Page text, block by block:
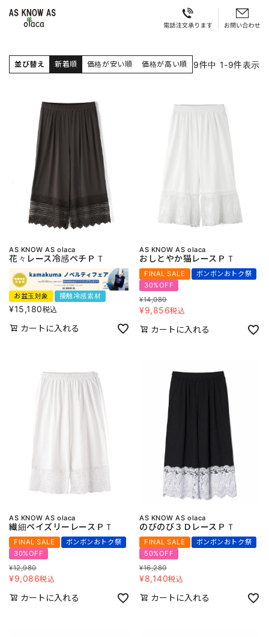
並び替え 新着順 価格が安い順 価格が高い順 9件中 1-9件表示
AS KNOW AS olaca
花々レース冷感ペチＰＴ
お盆玉対象 接触冷感素材
¥15,180税込
カートに入れる
AS KNOW AS olaca
おしとやか猫レースＰＴ
FINAL SALE
ボンボンおトク祭
30%OFF
¥14,080
¥9,856税込
カートに入れる
AS KNOW AS olaca
繊細ペイズリーレースＰＴ
FINAL SALE
ボンボンおトク祭
30%OFF
¥12,980
¥9,086税込
カートに入れる
AS KNOW AS olaca
のびのび３ＤレースＰＴ
FINAL SALE
ボンボンおトク祭
50%OFF
¥16,280
¥8,140税込
カートに入れる